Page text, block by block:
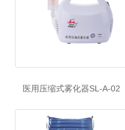
医用压缩式雾化器SL-A-02